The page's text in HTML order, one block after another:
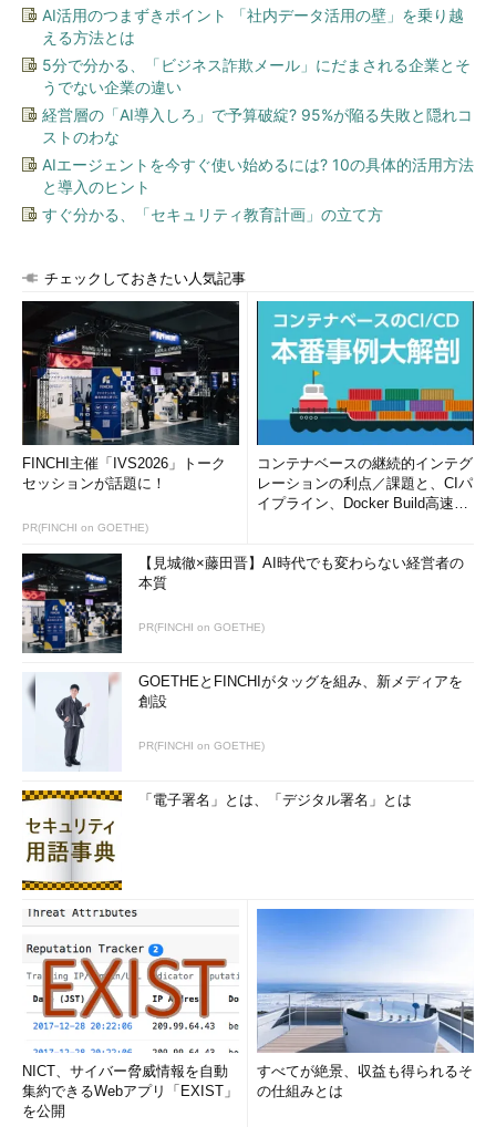
AI活用のつまずきポイント 「社内データ活用の壁」を乗り越
える方法とは
5分で分かる、「ビジネス詐欺メール」にだまされる企業とそ
うでない企業の違い
経営層の「AI導入しろ」で予算破綻? 95%が陥る失敗と隠れコ
ストのわな
AIエージェントを今すぐ使い始めるには? 10の具体的活用方法
と導入のヒント
すぐ分かる、「セキュリティ教育計画」の立て方
チェックしておきたい人気記事
FINCHI主催「IVS2026」トーク
セッションが話題に！
PR(FINCHI on GOETHE)
コンテナベースの継続的インテグ
レーションの利点／課題と、CIパ
イプライン、Docker Build高速化
【見城徹×藤田晋】AI時代でも変わらない経営者の
本質
PR(FINCHI on GOETHE)
GOETHEとFINCHIがタッグを組み、新メディアを
創設
PR(FINCHI on GOETHE)
「電子署名」とは、「デジタル署名」とは
NICT、サイバー脅威情報を自動
集約できるWebアプリ「EXIST」
を公開
すべてが絶景、収益も得られるそ
の仕組みとは